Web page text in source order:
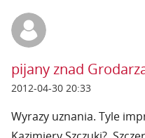
pijany znad
2012-04-30 20:33
Wyrazy uznania. Tyle